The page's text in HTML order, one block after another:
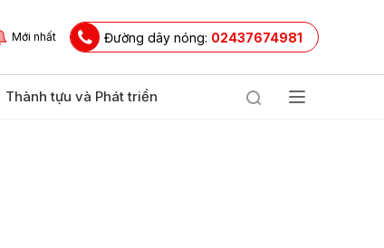
Mới nhất Đường dây nóng: 02437674981
Thành tựu và Phát triển